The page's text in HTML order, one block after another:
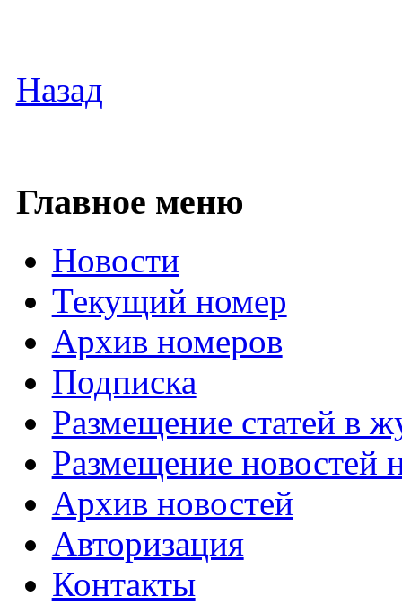
Назад
Главное меню
Новости
Текущий номер
Архив номеров
Подписка
Размещение статей в
Размещение новостей
Архив новостей
Авторизация
Контакты